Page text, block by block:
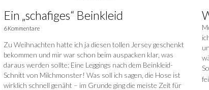
Ein „schafiges“ Beinkleid
6 Kommentare
Zu Weihnachten hatte ich ja diesen tollen Jersey geschenkt
bekommen und mir war schon beim auspacken klar, was
daraus werden sollte: Eine Leggings nach dem Beinkleid-
Schnitt von Milchmonster! Was soll ich sagen, die Hose ist
wirklich schnell genäht – im Grunde ging die meiste Zeit für